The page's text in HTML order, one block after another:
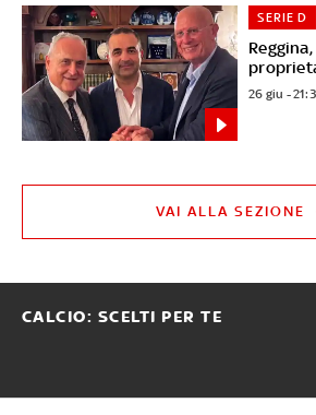
SERIE D
26 giu -
VAI ALLA SEZIONE
CALCIO: SCELTI PER TE